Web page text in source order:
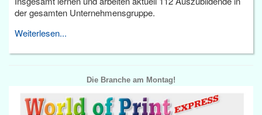
der gesamten Unternehmensgruppe.
Weiterlesen...
Die Branche am Montag!